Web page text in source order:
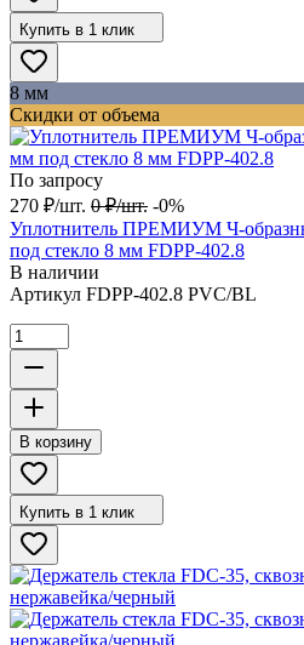
Купить в 1 клик
8 мм
Скидки от объема
По запросу
270 ₽/шт. 0 ₽/шт. -0%
Уплотнитель ПРЕМИУМ Ч-
под стекло 8 мм FDPP-402.8
В наличии
Артикул FDPP-402.8 PVC/BL
В корзину
Купить в 1 клик